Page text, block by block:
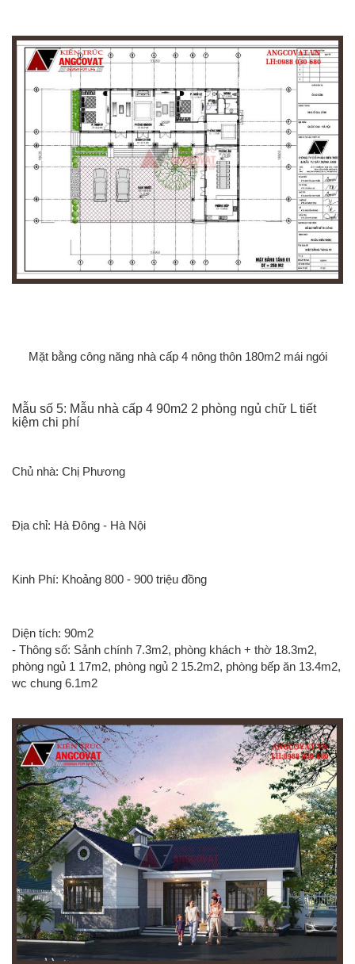
Mặt bằng công năng nhà cấp 4 nông thôn 180m2 mái ngói
Mẫu số 5: Mẫu nhà cấp 4 90m2 2 phòng ngủ chữ L tiết
kiệm chi phí
Chủ nhà: Chị Phương
Địa chỉ: Hà Đông - Hà Nội
Kinh Phí: Khoảng 800 - 900 triệu đồng
Diện tích: 90m2
- Thông số: Sảnh chính 7.3m2, phòng khách + thờ 18.3m2,
phòng ngủ 1 17m2, phòng ngủ 2 15.2m2, phòng bếp ăn 13.4m2,
wc chung 6.1m2